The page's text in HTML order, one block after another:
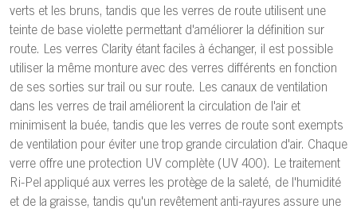
verts et les bruns, tandis que les verres de route utilisent une
teinte de base violette permettant d'améliorer la définition sur
route. Les verres Clarity étant faciles à échanger, il est possible
utiliser la même monture avec des verres différents en fonction
de ses sorties sur trail ou sur route. Les canaux de ventilation
dans les verres de trail améliorent la circulation de l'air et
minimisent la buée, tandis que les verres de route sont exempts
de ventilation pour éviter une trop grande circulation d'air. Chaque
verre offre une protection UV complète (UV 400). Le traitement
Ri-Pel appliqué aux verres les protège de la saleté, de l'humidité
et de la graisse, tandis qu'un revêtement anti-rayures assure une